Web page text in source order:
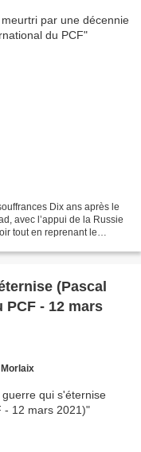
Dix ans après le
avec l’appui de la Russie
tout en reprenant le
(Pascal
- 12 mars